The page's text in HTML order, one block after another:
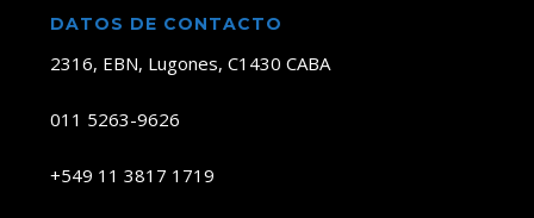
DATOS DE CONTACTO
2316, EBN, Lugones, C1430 CABA
011 5263-9626
+549 11 3817 1719